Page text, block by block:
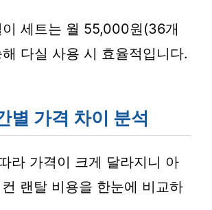
세트는 월 55,000원(36개
다실 사용 시 효율적입니다.
별 가격 차이 분석
라 가격이 크게 달라지니 아
랜탈 비용을 한눈에 비교하